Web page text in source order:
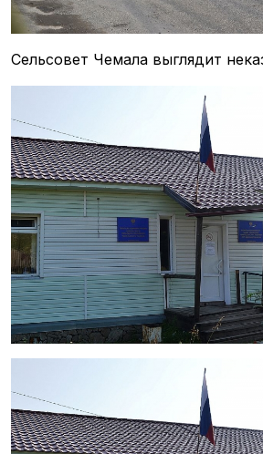
Сельсовет Чемала выглядит